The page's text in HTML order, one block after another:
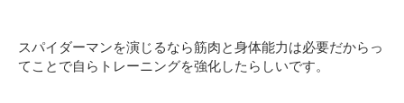
スパイダーマンを演じるなら筋肉と身体能力は必要だからっ
てことで自らトレーニングを強化したらしいです。